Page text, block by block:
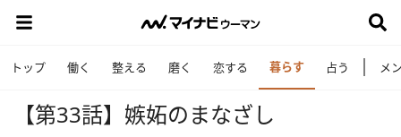
トップ 働く 整える 磨く 恋する 暮らす 占う メ
【第33話】嫉妬のまなざし